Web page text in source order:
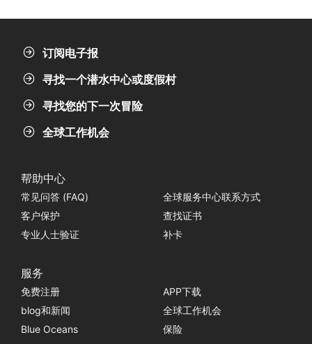
订阅电子报
寻找一个潜水中心或度假村
寻找您的下一次冒险
全球工作机会
帮助中心
常见问答 (FAQ)
全球服务中心联系方式
客户保护
查找证书
专业人士验证
补卡
服务
免费注册
APP下载
blog和新闻
全球工作机会
Blue Oceans
保险